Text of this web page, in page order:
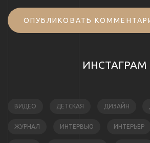
ОПУБЛИКОВАТЬ
ИНСТАГРАМ
ВИДЕО ДЕТСКАЯ ДИЗАЙН
ЖУРНАЛ ИНТЕРВЬЮ ИНТЕРЬЕР